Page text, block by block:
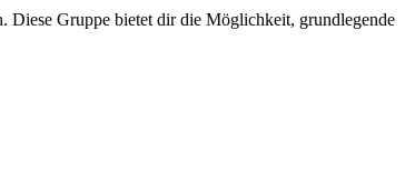
Diese Gruppe bietet dir die Möglichkeit, grundlegende